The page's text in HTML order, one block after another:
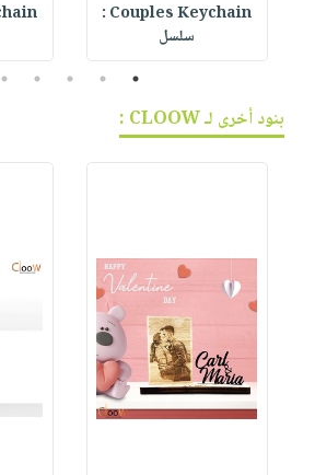
Couples Keychain :
سلسل
1
2
3
4
5
بنود أخرى لـ CLOOW :